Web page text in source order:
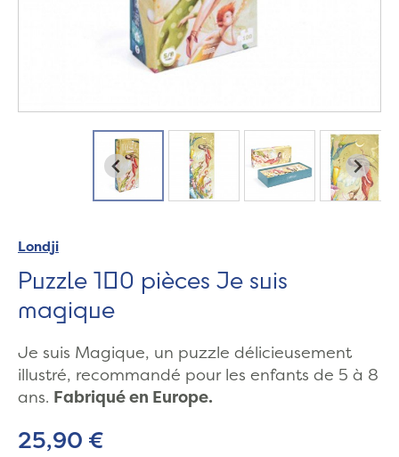
Londji
Puzzle 100 pièces Je suis
magique
Je suis Magique, un puzzle délicieusement
illustré, recommandé pour les enfants de 5 à 8
ans. Fabriqué en Europe.
25,90 €